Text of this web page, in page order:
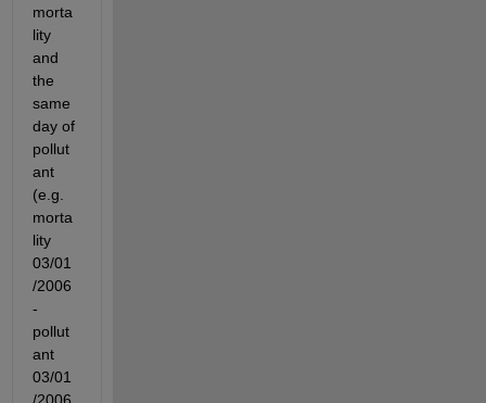
morta
lity
and
the
same
day of
pollut
ant
(e.g.
morta
lity
03/01
/2006
-
pollut
ant
03/01